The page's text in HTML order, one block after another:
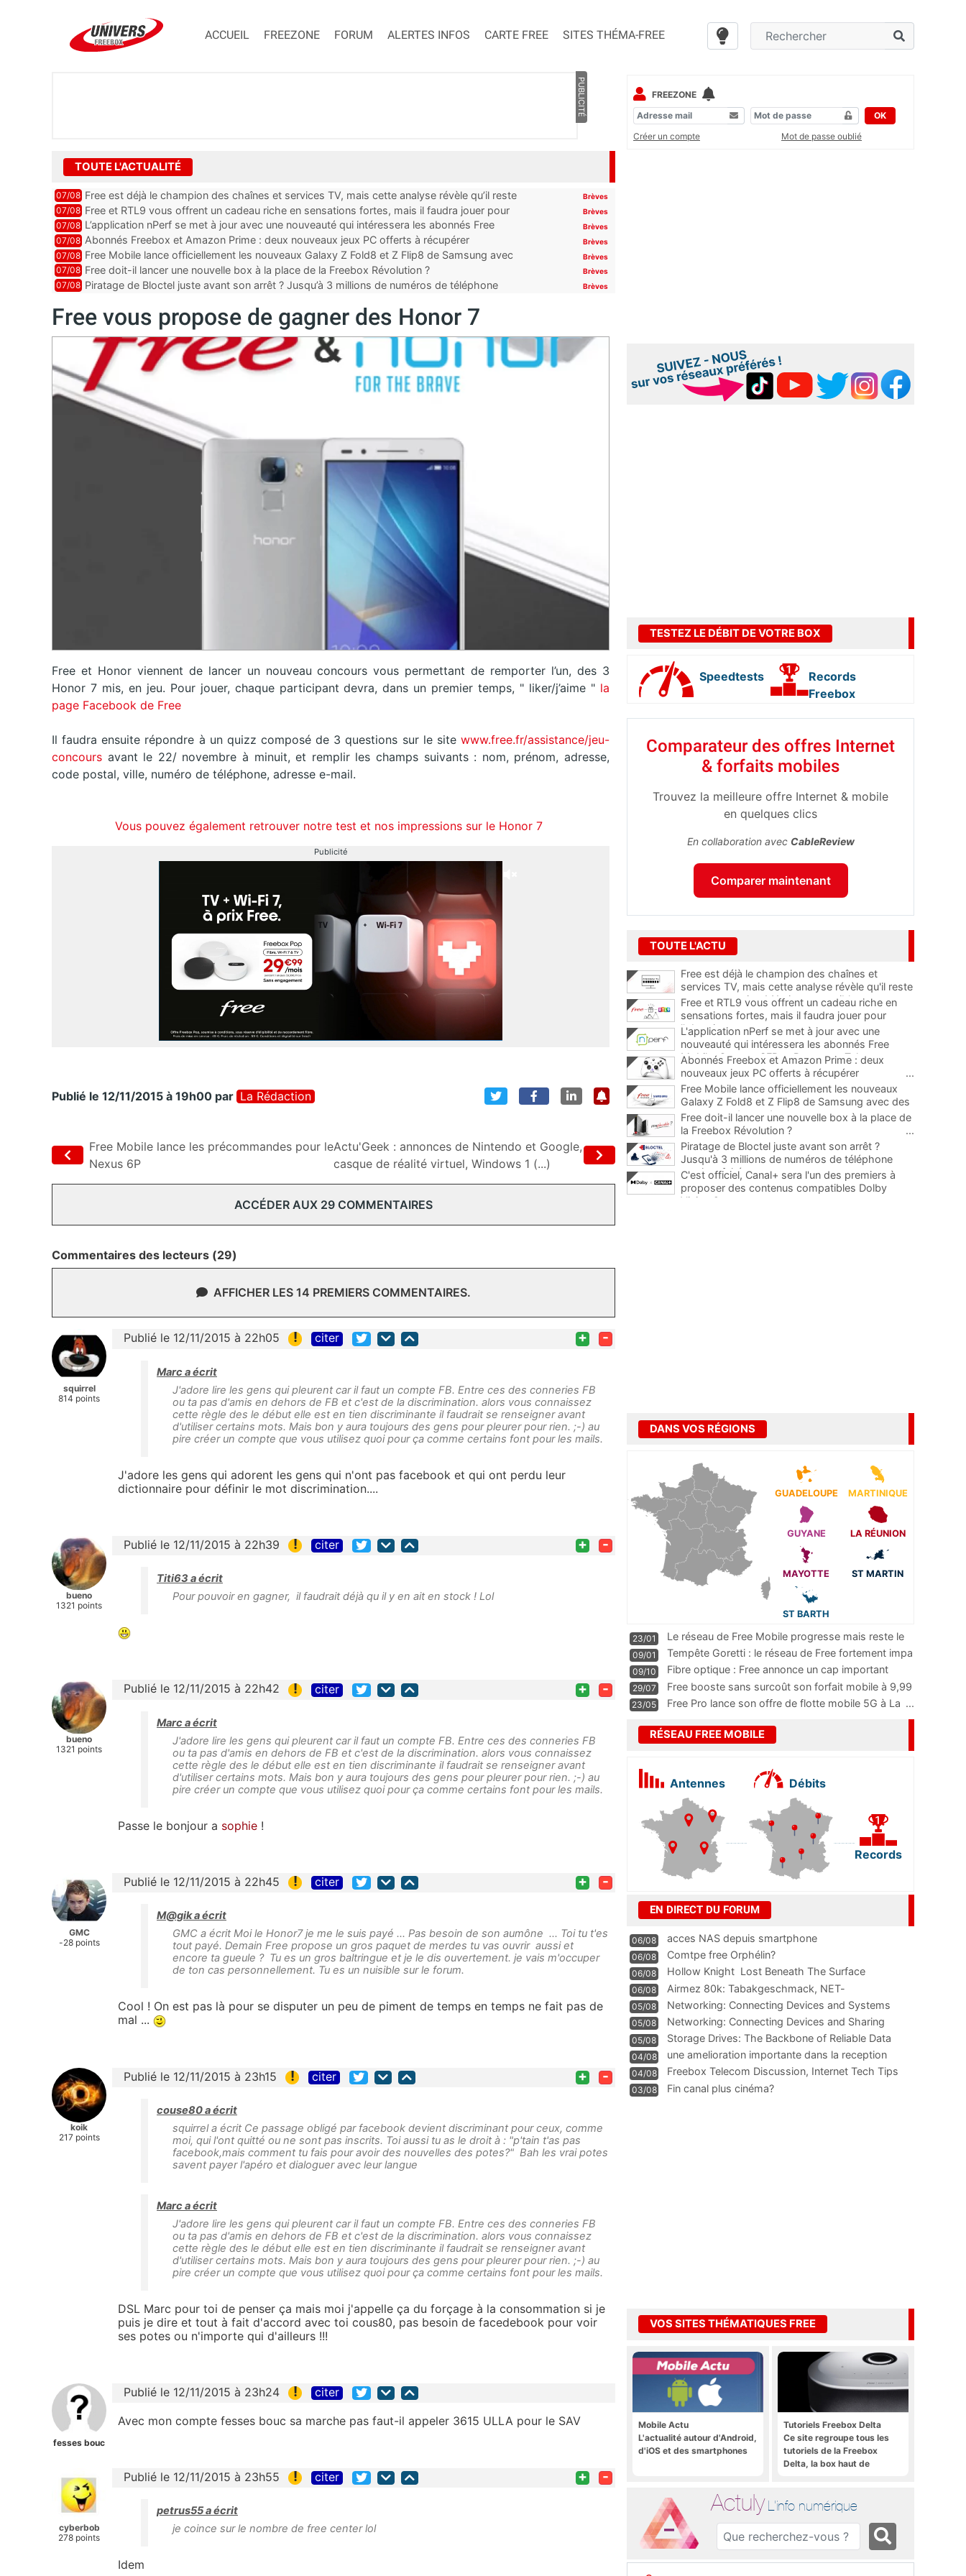
ACCUEIL FREEZONE FORUM ALERTES INFOS CARTE FREE SITES THÉMA-FREE
PUBLICITÉ
TOUTE L'ACTUALITÉ
07/08 Free est déjà le champion des chaînes et services TV, mais cette analyse révèle qu’il reste
encore au moin...
Brèves
07/08 Free et RTL9 vous offrent un cadeau riche en sensations fortes, mais il faudra jouer pour
l’obtenir
Brèves
07/08 L’application nPerf se met à jour avec une nouveauté qui intéressera les abonnés Free
Mobile, Orange, SFR ...
Brèves
07/08 Abonnés Freebox et Amazon Prime : deux nouveaux jeux PC offerts à récupérer Brèves
07/08 Free Mobile lance officiellement les nouveaux Galaxy Z Fold8 et Z Flip8 de Samsung avec
des promos et des cadeaux
Brèves
07/08 Free doit-il lancer une nouvelle box à la place de la Freebox Révolution ? Brèves
07/08 Piratage de Bloctel juste avant son arrêt ? Jusqu’à 3 millions de numéros de téléphone
Brèves
Free vous propose de gagner des Honor 7
Free et Honor viennent de lancer un nouveau concours vous permettant de remporter l’un, des 3
Honor 7 mis, en jeu. Pour jouer, chaque participant devra, dans un premier temps, " liker/j’aime " la
page Facebook de Free
Il faudra ensuite répondre à un quizz composé de 3 questions sur le sitewww.free.fr/assistance/jeu-
concours avant le 22/ novembre à minuit, et remplir les champs suivants : nom, prénom, adresse,
code postal, ville, numéro de téléphone, adresse e-mail.
Vous pouvez également retrouver notre test et nos impressions sur le Honor 7
Publicité
Publié le 12/11/2015 à 19h00 par La Rédaction
Free Mobile lance les précommandes pour le
Nexus 6P
Actu'Geek : annonces de Nintendo et Google,
casque de réalité virtuel, Windows 1 (...)
ACCÉDER AUX 29 COMMENTAIRES
Commentaires des lecteurs (29)
AFFICHER LES 14 PREMIERS COMMENTAIRES.
squirrel
814 points
Publié le 12/11/2015 à 22h05 ! citer + -
Marc a écrit
J'adore lire les gens qui pleurent car il faut un compte FB. Entre ces des conneries FB
ou ta pas d'amis en dehors de FB et c'est de la discrimination. alors vous connaissez
cette règle des le début elle est en tien discriminante il faudrait se renseigner avant
d'utiliser certains mots. Mais bon y aura toujours des gens pour pleurer pour rien. ;-) au
pire créer un compte que vous utilisez quoi pour ça comme certains font pour les mails.
J'adore les gens qui adorent les gens qui n'ont pas facebook et qui ont perdu leur
dictionnaire pour définir le mot discrimination....
bueno
1321 points
Publié le 12/11/2015 à 22h39 ! citer + -
Titi63 a écrit
Pour pouvoir en gagner, il faudrait déjà qu il y en ait en stock ! Lol
bueno
1321 points
Publié le 12/11/2015 à 22h42 ! citer + -
Marc a écrit
J'adore lire les gens qui pleurent car il faut un compte FB. Entre ces des conneries FB
ou ta pas d'amis en dehors de FB et c'est de la discrimination. alors vous connaissez
cette règle des le début elle est en tien discriminante il faudrait se renseigner avant
d'utiliser certains mots. Mais bon y aura toujours des gens pour pleurer pour rien. ;-) au
pire créer un compte que vous utilisez quoi pour ça comme certains font pour les mails.
Passe le bonjour a sophie !
GMC
-28 points
Publié le 12/11/2015 à 22h45 ! citer + -
M@gik a écrit
GMC a écrit Moi le Honor7 je me le suis payé ... Pas besoin de son aumône ... Toi tu t'es
tout payé. Demain Free propose un gros paquet de merdes tu vas ouvrir aussi et
encore ta gueule ? Tu es un gros baltringue et je le dis ouvertement. je vais m'occuper
de ton cas personnellement. Tu es un nuisible sur le forum.
Cool ! On est pas là pour se disputer un peu de piment de temps en temps ne fait pas de
mal ...
koik
217 points
Publié le 12/11/2015 à 23h15 ! citer + -
couse80 a écrit
squirrel a écrit Ce passage obligé par facebook devient discriminant pour ceux, comme
moi, qui l'ont quitté ou ne sont pas inscrits. Toi aussi tu as le droit à : "p'tain t'as pas
facebook,mais comment tu fais pour avoir des nouvelles des potes?" Bah les vrai potes
savent payer l'apéro et dialoguer avec leur langue
Marc a écrit
J'adore lire les gens qui pleurent car il faut un compte FB. Entre ces des conneries FB
ou ta pas d'amis en dehors de FB et c'est de la discrimination. alors vous connaissez
cette règle des le début elle est en tien discriminante il faudrait se renseigner avant
d'utiliser certains mots. Mais bon y aura toujours des gens pour pleurer pour rien. ;-) au
pire créer un compte que vous utilisez quoi pour ça comme certains font pour les mails.
DSL Marc pour toi de penser ça mais moi j'appelle ça du forçage à la consommation si je
puis je dire et tout à fait d'accord avec toi cous80, pas besoin de facedebook pour voir
ses potes ou n'importe qui d'ailleurs !!!
fesses bouc
Publié le 12/11/2015 à 23h24 ! citer
Avec mon compte fesses bouc sa marche pas faut-il appeler 3615 ULLA pour le SAV
cyberbob
278 points
Publié le 12/11/2015 à 23h55 ! citer + -
petrus55 a écrit
je coince sur le nombre de free center lol
Idem
FREEZONE
OK
Créer un compte
Mot de passe oublié
TESTEZ LE DÉBIT DE VOTRE BOX
Speedtests
Records
Freebox
Comparateur des offres Internet
& forfaits mobiles
Trouvez la meilleure offre Internet & mobile
en quelques clics
En collaboration avec CableReview
Comparer maintenant
TOUTE L'ACTU
Free est déjà le champion des chaînes et
services TV, mais cette analyse révèle qu'il reste
encore au moins 141 ajouts possibles
Free et RTL9 vous offrent un cadeau riche en
sensations fortes, mais il faudra jouer pour
l'obtenir
L'application nPerf se met à jour avec une
nouveauté qui intéressera les abonnés Free
Mobile, Orange, SFR et Bouygues Telecom
Abonnés Freebox et Amazon Prime : deux
nouveaux jeux PC offerts à récupérer
...
Free Mobile lance officiellement les nouveaux
Galaxy Z Fold8 et Z Flip8 de Samsung avec des
promos et des cadeaux
...
Free doit-il lancer une nouvelle box à la place de
la Freebox Révolution ?
...
Piratage de Bloctel juste avant son arrêt ?
Jusqu'à 3 millions de numéros de téléphone
auraient fuité
C'est officiel, Canal+ sera l'un des premiers à
proposer des contenus compatibles Dolby
Vision 2
DANS VOS RÉGIONS
GUADELOUPE MARTINIQUE
GUYANE LA RÉUNION
MAYOTTE ST MARTIN
ST BARTH
23/01
Le réseau de Free Mobile progresse mais reste le
m
...
09/01
Tempête Goretti : le réseau de Free fortement impa
09/10
Fibre optique : Free annonce un cap important
pass
...
29/07
Free booste sans surcoût son forfait mobile à 9,99
23/05 Free Pro lance son offre de flotte mobile 5G à La ...
RÉSEAU FREE MOBILE
Antennes Débits
Records
EN DIRECT DU FORUM
06/08 acces NAS depuis smartphone
06/08 Comtpe free Orphélin?
06/08 Hollow Knight  Lost Beneath The Surface
06/08
Airmez 80k: Tabakgeschmack, NET-
Technologie und Leistung im
05/08 Networking: Connecting Devices and Systems
05/08
Networking: Connecting Devices and Sharing
Information
05/08
Storage Drives: The Backbone of Reliable Data
Management
04/08
une amelioration importante dans la reception
WIFI
04/08
Freebox Telecom Discussion, Internet Tech Tips
Communi
03/08 Fin canal plus cinéma?
VOS SITES THÉMATIQUES FREE
Mobile Actu
L'actualité autour d'Android,
d'iOS et des smartphones
Tutoriels Freebox Delta
Ce site regroupe tous les
tutoriels de la Freebox
Delta, la box haut de
Actuly L'info numérique